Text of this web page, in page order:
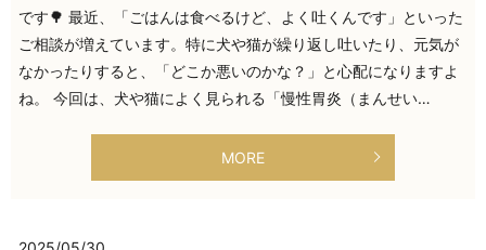
です🌳 最近、「ごはんは食べるけど、よく吐くんです」といった
ご相談が増えています。特に犬や猫が繰り返し吐いたり、元気が
なかったりすると、「どこか悪いのかな？」と心配になりますよ
ね。 今回は、犬や猫によく見られる「慢性胃炎（まんせい…
MORE